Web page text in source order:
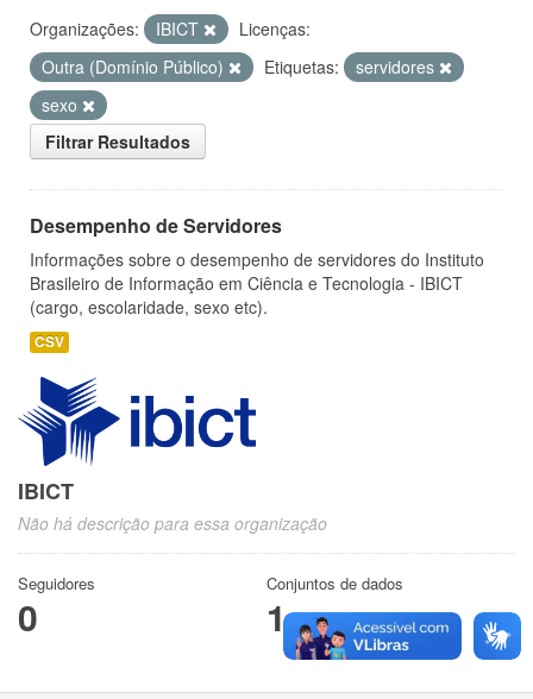
Organizações: IBICT
Licenças:
Outra (Domínio Público)
Etiquetas:
servidores
sexo
Filtrar Resultados
Desempenho de Servidores
Informações sobre o desempenho de servidores do Instituto
Brasileiro de Informação em Ciência e Tecnologia - IBICT
(cargo, escolaridade, sexo etc).
CSV
IBICT
Não há descrição para essa organização
Seguidores
0
Conjuntos de dados
1